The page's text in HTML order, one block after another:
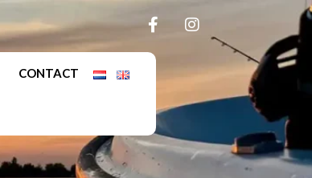
CONTACT